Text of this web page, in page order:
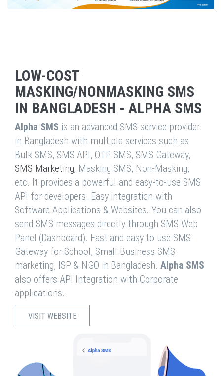
LOW-COST
MASKING/NONMASKING SMS
IN BANGLADESH - ALPHA SMS
Alpha SMS is an advanced SMS service provider
in Bangladesh with multiple services such as
Bulk SMS, SMS API, OTP SMS, SMS Gateway,
SMS Marketing, Masking SMS, Non-Masking,
etc. It provides a powerful and easy-to-use SMS
API for developers. Easy integration with
Software Applications & Websites. You can also
send SMS messages directly through SMS Web
Panel (Dashboard). Fast and easy to use SMS
Gateway for School, Small Business SMS
marketing, ISP & NGO in Bangladesh. Alpha SMS
also offers API Integration with Corporate
applications.
VISIT WEBSITE